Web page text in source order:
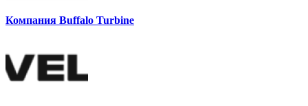
Компания Buffalo Turbine